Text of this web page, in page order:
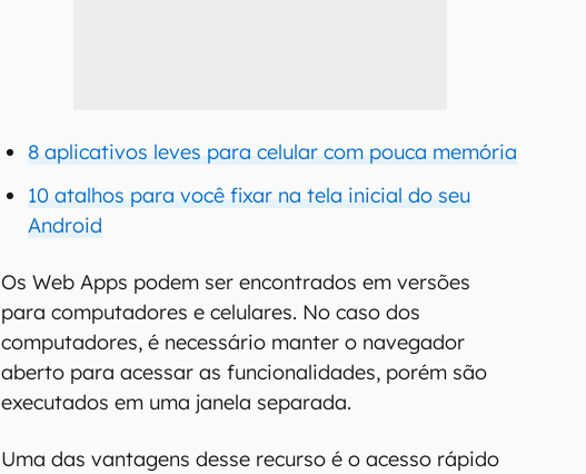
8 aplicativos leves para celular com pouca memória
10 atalhos para você fixar na tela inicial do seu
Android
Os Web Apps podem ser encontrados em versões
para computadores e celulares. No caso dos
computadores, é necessário manter o navegador
aberto para acessar as funcionalidades, porém são
executados em uma janela separada.
Uma das vantagens desse recurso é o acesso rápido